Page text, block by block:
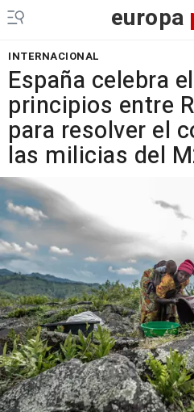
europa
INTERNACIONAL
España celebra
principios entre
para resolver el
las milicias del